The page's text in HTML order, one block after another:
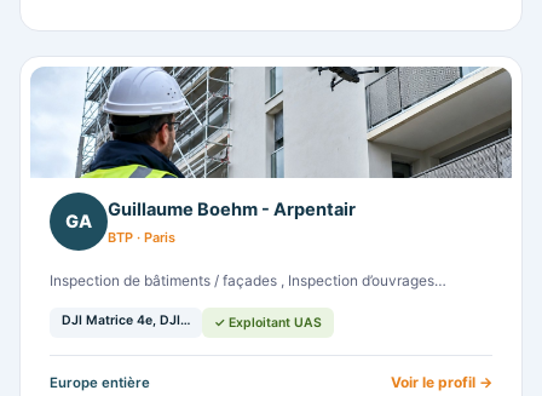
GA
Guillaume Boehm - Arpentair
BTP · Paris
Inspection de bâtiments / façades , Inspection d’ouvrages…
DJI Matrice 4e, DJI… ✓ Exploitant UAS
Europe entière Voir le profil →